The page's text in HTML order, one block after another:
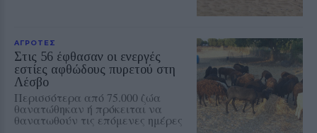
ΑΓΡΟΤΕΣ
Στις 56 έφθασαν οι ενεργές
εστίες αφθώδους πυρετού στη
Λέσβο
Περισσότερα από 75.000 ζώα
θανατώθηκαν ή πρόκειται να
θανατωθούν τις επόμενες ημέρες